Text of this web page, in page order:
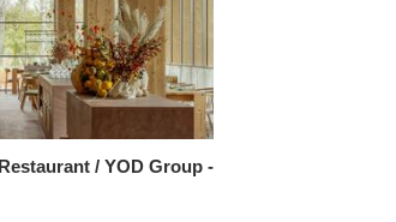
/ YOD Group -